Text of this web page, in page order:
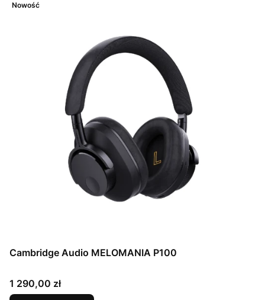
Nowość
Cambridge Audio MELOMANIA P100
Cena
1 290,00 zł